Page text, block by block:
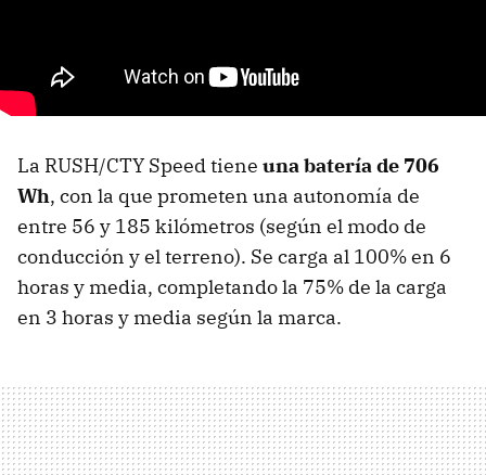
La RUSH/CTY Speed tiene una batería de 706
Wh, con la que prometen una autonomía de
entre 56 y 185 kilómetros (según el modo de
conducción y el terreno). Se carga al 100% en 6
horas y media, completando la 75% de la carga
en 3 horas y media según la marca.